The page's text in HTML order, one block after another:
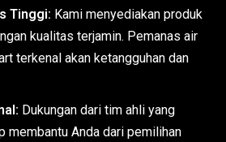
Tinggi: Kami menyediakan produk
kualitas terjamin. Pemanas air
terkenal akan ketangguhan dan
Dukungan dari tim ahli yang
membantu Anda dari pemilihan